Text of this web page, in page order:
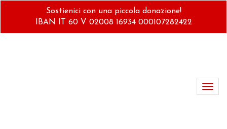
Sostienici con una piccola donazione!
IBAN IT 60 V 02008 16934 000107282422